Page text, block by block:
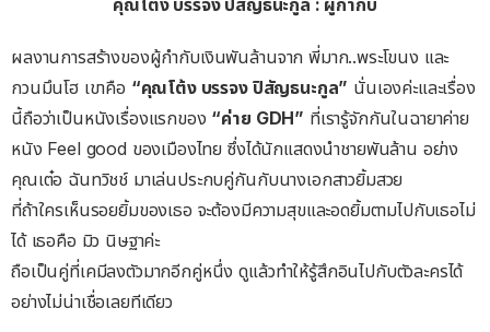
คุณโต้ง บรรจง ปิสัญธนะกูล : ผู้กำกับ
ผลงานการสร้างของผู้กำกับเงินพันล้านจาก พี่มาก..พระโขนง และ
กวนมึนโฮ เขาคือ “คุณโต้ง บรรจง ปิสัญธนะกูล” นั่นเองค่ะและเรื่อง
นี้ถือว่าเป็นหนังเรื่องแรกของ “ค่าย GDH” ที่เรารู้จักกันในฉายาค่าย
หนัง Feel good ของเมืองไทย ซึ่งได้นักแสดงนำชายพันล้าน อย่าง
คุณเต๋อ ฉันทวิชช์ มาเล่นประกบคู่กันกับนางเอกสาวยิ้มสวย
ที่ถ้าใครเห็นรอยยิ้มของเธอ จะต้องมีความสุขและอดยิ้มตามไปกับเธอไม่
ได้ เธอคือ มิว นิษฐาค่ะ
ถือเป็นคู่ที่เคมีลงตัวมากอีกคู่หนึ่ง ดูแล้วทำให้รู้สึกอินไปกับตัวละครได้
อย่างไม่น่าเชื่อเลยทีเดียว